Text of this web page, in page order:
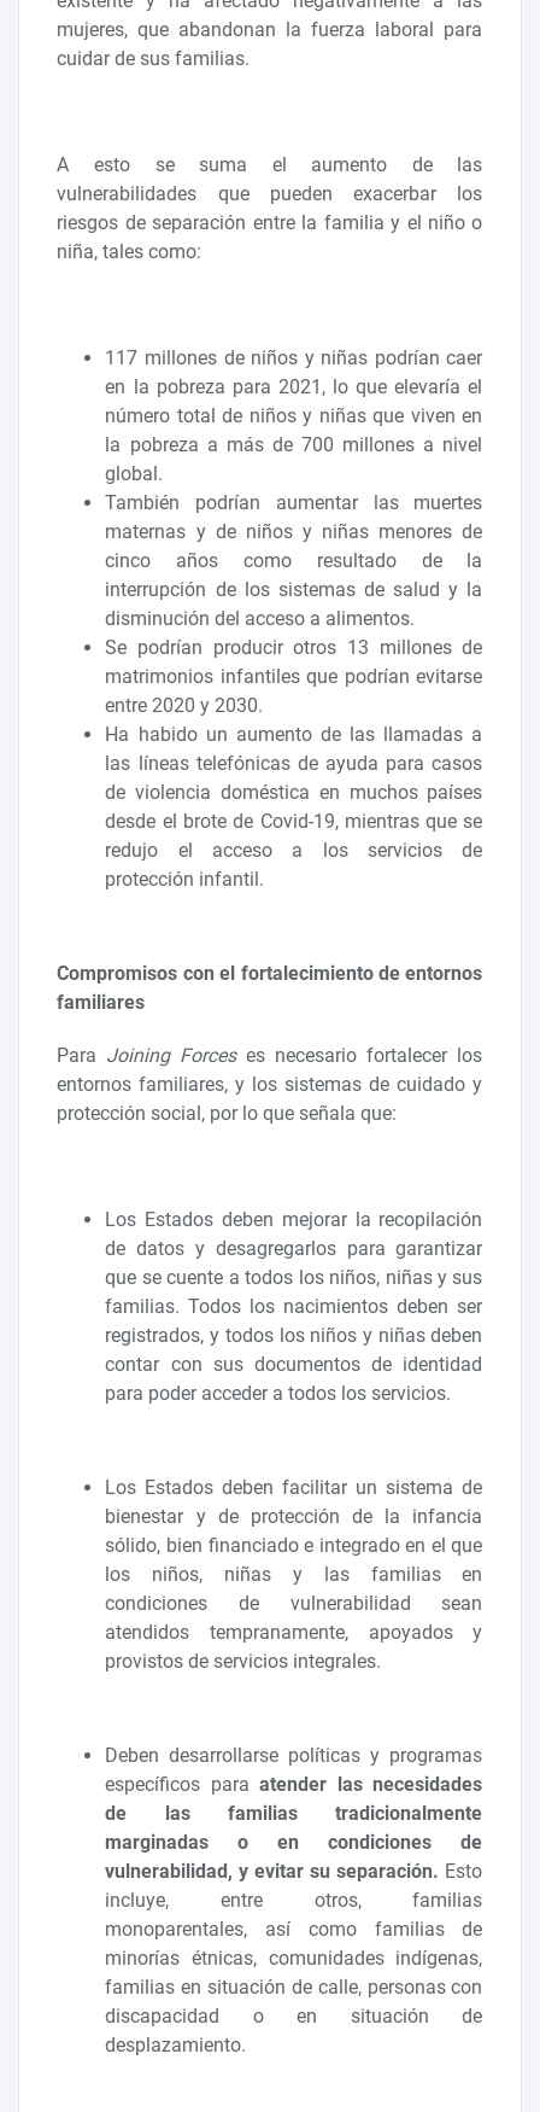
mujeres, que abandonan la fuerza laboral para
cuidar de sus familias.
A esto se suma el aumento de las
vulnerabilidades que pueden exacerbar los
riesgos de separación entre la familia y el niño o
niña, tales como:
117 millones de niños y niñas podrían caer
en la pobreza para 2021, lo que elevaría el
número total de niños y niñas que viven en
la pobreza a más de 700 millones a nivel
global.
También podrían aumentar las muertes
maternas y de niños y niñas menores de
cinco años como resultado de la
interrupción de los sistemas de salud y la
disminución del acceso a alimentos.
Se podrían producir otros 13 millones de
matrimonios infantiles que podrían evitarse
entre 2020 y 2030.
Ha habido un aumento de las llamadas a
las líneas telefónicas de ayuda para casos
de violencia doméstica en muchos países
desde el brote de Covid-19, mientras que se
redujo el acceso a los servicios de
protección infantil.
Compromisos con el fortalecimiento de entornos
familiares
Para Joining Forceses necesario fortalecer los
entornos familiares, y los sistemas de cuidado y
protección social, por lo que señala que:
Los Estados deben mejorar la recopilación
de datos y desagregarlos para garantizar
que se cuente a todos los niños, niñas y sus
familias. Todos los nacimientos deben ser
registrados, y todos los niños y niñas deben
contar con sus documentos de identidad
para poder acceder a todos los servicios.
Los Estados deben facilitar un sistema de
bienestar y de protección de la infancia
sólido, bien financiado e integrado en el que
los niños, niñas y las familias en
condiciones de vulnerabilidad sean
atendidos tempranamente, apoyados y
provistos de servicios integrales.
Deben desarrollarse políticas y programas
específicos paraatender las necesidades
de las familias tradicionalmente
marginadas o en condiciones de
vulnerabilidad, y evitar su separación. Esto
incluye, entre otros, familias
monoparentales, así como familias de
minorías étnicas, comunidades indígenas,
familias en situación de calle, personas con
discapacidad o en situación de
desplazamiento.